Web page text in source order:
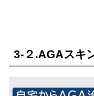
3-２.AGAスキ